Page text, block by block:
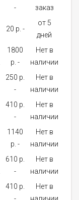
-
заказ
20 p. -
от 5
дней
1800
p. -
Нет в
наличии
250 p.
-
Нет в
наличии
410 p.
-
Нет в
наличии
1140
p. -
Нет в
наличии
610 p.
-
Нет в
наличии
410 p.
Нет в